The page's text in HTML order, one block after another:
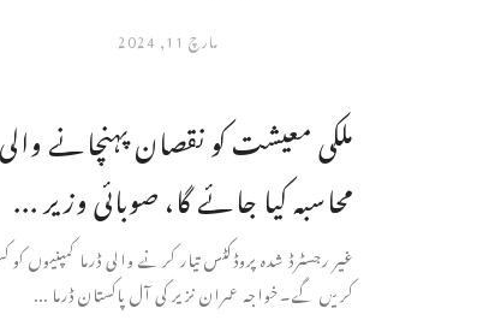
مارچ 11, 2024
ملکی معیشت کو نقصان پہنچانے والی
محاسبہ کیا جائے گا، صوبائی وزیر ...
غیر رجسٹرڈ شدہ پروڈکٹس تیار کرنے والی ڈرما
کریں گے۔خواجہ عمران نزیر کی آل پاکستان ڈرما ...